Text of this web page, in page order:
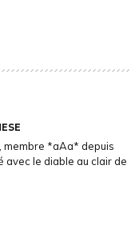
membre *aAa* depuis
avec le diable au clair de